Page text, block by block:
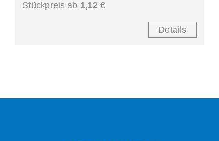
Stückpreis ab 1,12€
Details